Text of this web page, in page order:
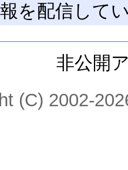
を配信して
非公開
(C) 2002-